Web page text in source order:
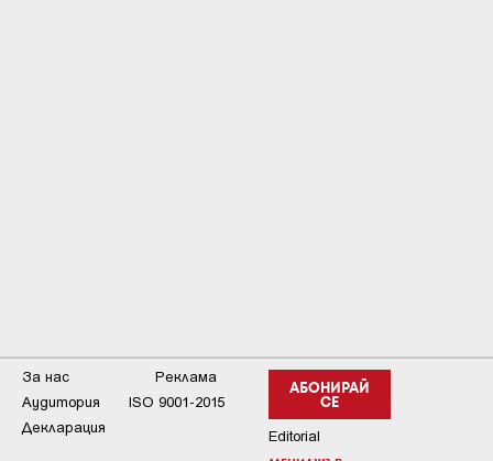
АБОНИРАЙ
СЕ
Editorial
За нас
Реклама
Аудитория
ISO 9001-2015
Декларация